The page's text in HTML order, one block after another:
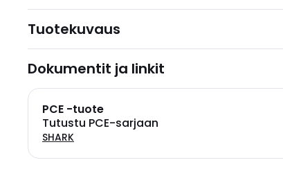
Tuotekuvaus
Dokumentit ja linkit
PCE -tuote
Tutustu PCE-sarjaan
SHARK